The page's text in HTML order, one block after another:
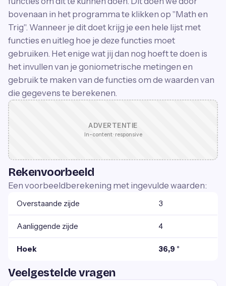
bovenaan in het programma te klikken op "Math en
Trig". Wanneer je dit doet krijg je een hele lijst met
functies en uitleg hoe je deze functies moet
gebruiken. Het enige wat jij dan nog hoeft te doen is
het invullen van je goniometrische metingen en
gebruik te maken van de functies om de waarden van
die gegevens te berekenen.
ADVERTENTIE
In-content · responsive
Rekenvoorbeeld
Een voorbeeldberekening met ingevulde waarden:
Overstaande zijde 3
Aanliggende zijde 4
Hoek 36,9 °
Veelgestelde vragen